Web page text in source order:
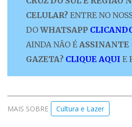
CELULAR? ENTRE NO
DO WHATSAPP
AINDA NÃO É ASSINANTE
GAZETA? CLIQUE AQUI E
MAIS SOBRE Cultura e Lazer